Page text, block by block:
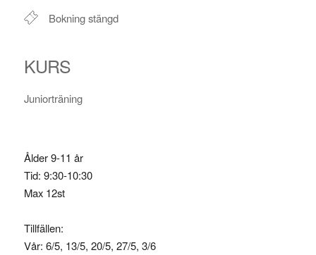
Bokning stängd
KURS
Juniorträning
Ålder 9-11 år
Tid: 9:30-10:30
Max 12st
Tillfällen:
Vår: 6/5, 13/5, 20/5, 27/5, 3/6